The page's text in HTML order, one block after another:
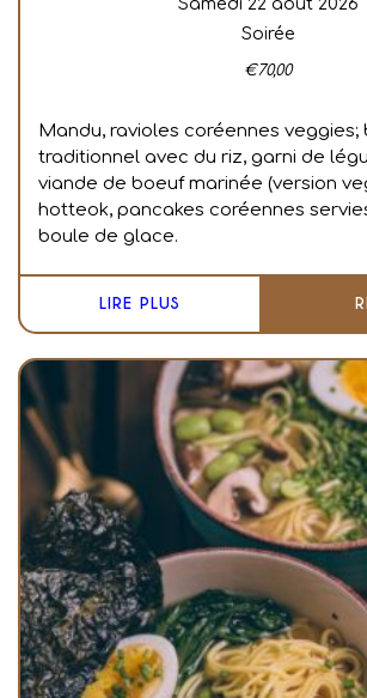
Soirée
€70,00
Mandu, ravioles coréennes
traditionnel avec du riz, garni de
viande de boeuf marinée (version
hotteok, pancakes coréennes
boule de glace.
LIRE PLUS